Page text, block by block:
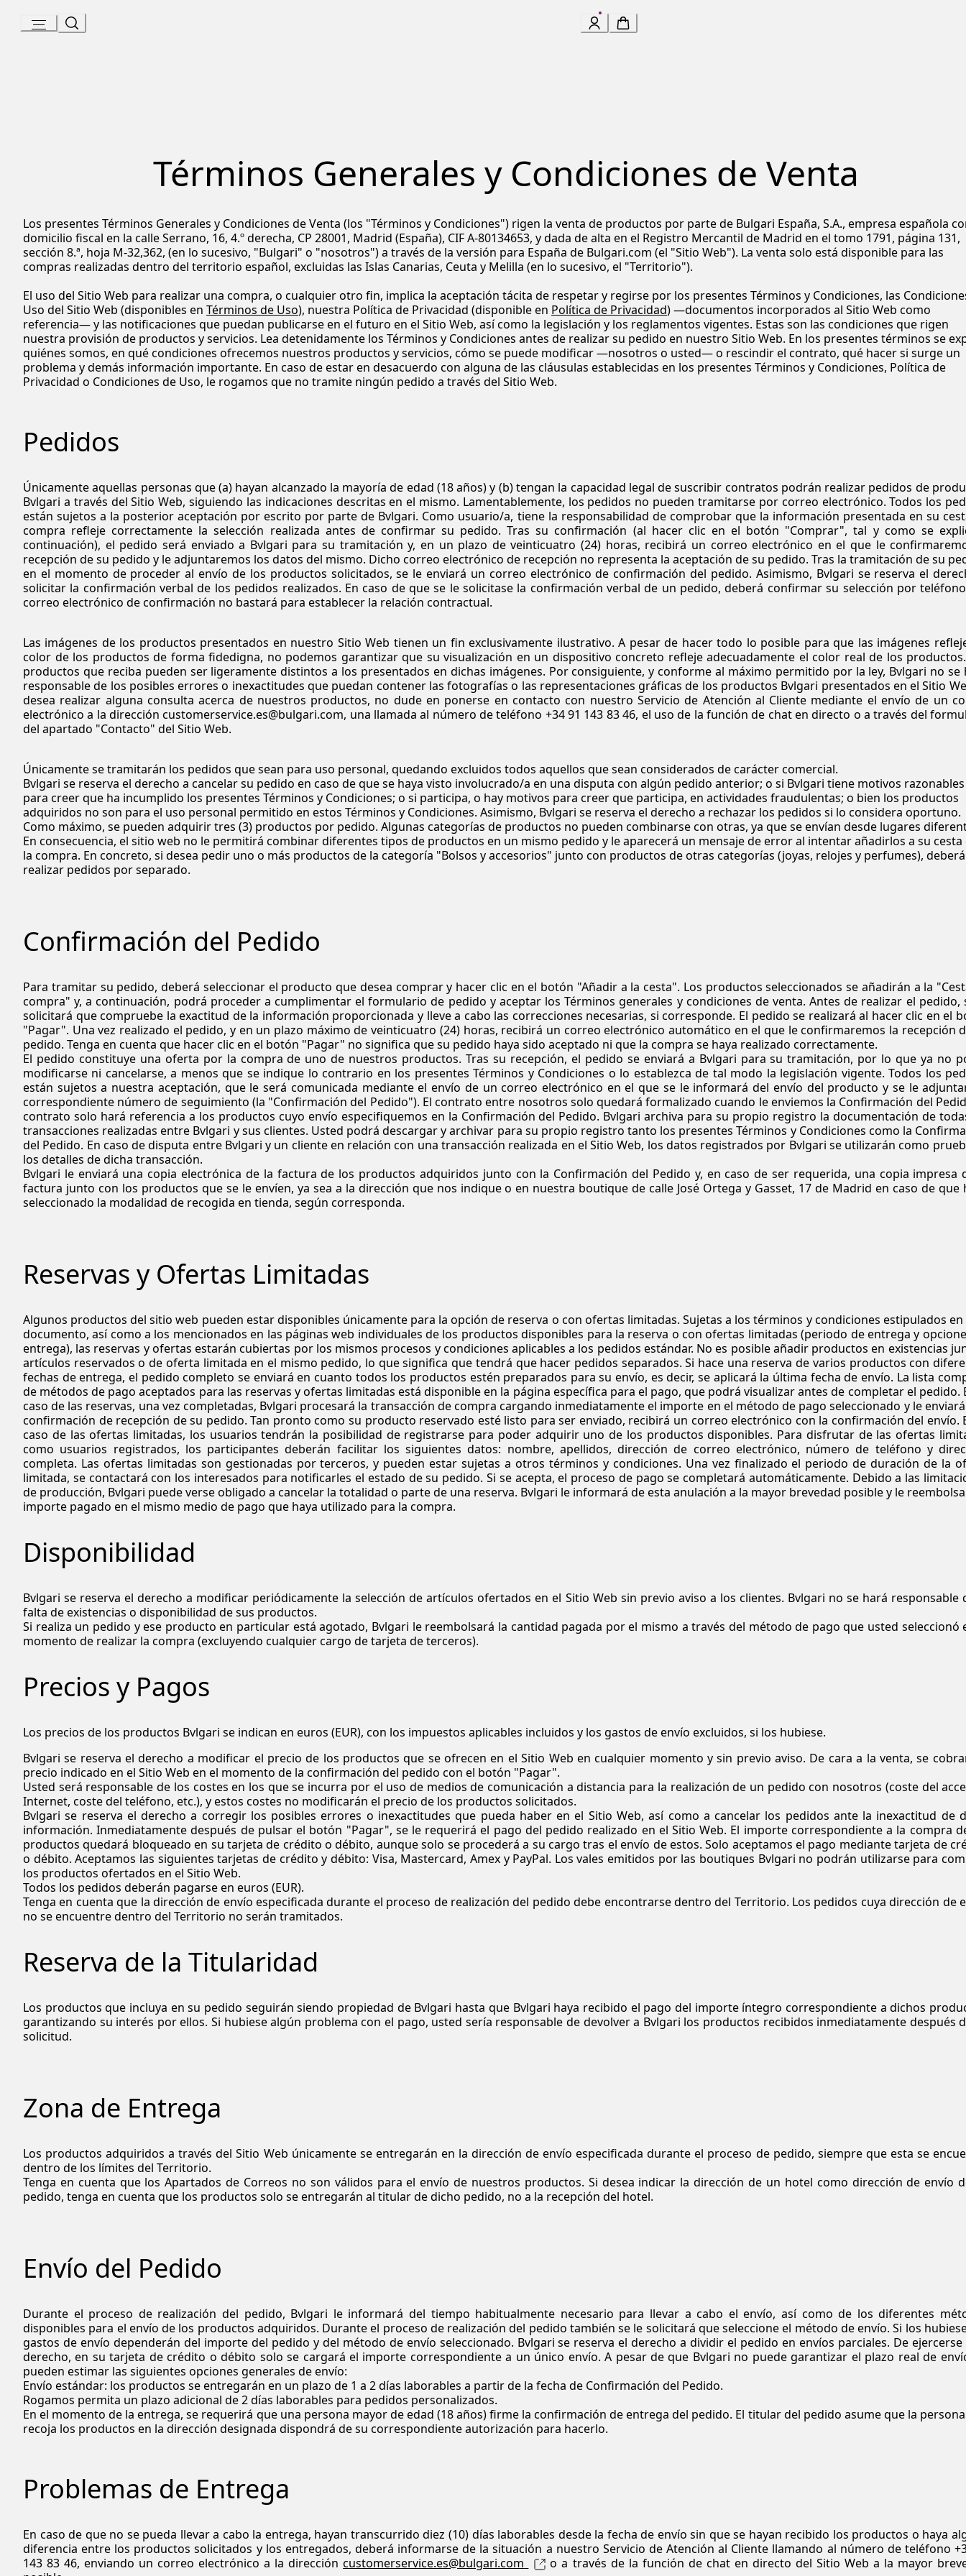
Content
Términos Generales y Condiciones de Venta
Los presentes Términos Generales y Condiciones de Venta (los "Términos y Condiciones") rigen la venta de productos por parte de Bulgari España, S.A., empresa española
domicilio fiscal en la calle Serrano, 16, 4.º derecha, CP 28001, Madrid (España), CIF A-80134653, y dada de alta en el Registro Mercantil de Madrid en el tomo 1791, página 131,
sección 8.ª, hoja M-32,362, (en lo sucesivo, "Bulgari" o "nosotros") a través de la versión para España de Bulgari.com (el "Sitio Web"). La venta solo está disponible para las
compras realizadas dentro del territorio español, excluidas las Islas Canarias, Ceuta y Melilla (en lo sucesivo, el "Territorio").
El uso del Sitio Web para realizar una compra, o cualquier otro fin, implica la aceptación tácita de respetar y regirse por los presentes Términos y Condiciones, las
Uso del Sitio Web (disponibles en Términos de Uso), nuestra Política de Privacidad (disponible en Política de Privacidad) —documentos incorporados al Sitio Web como
referencia— y las notificaciones que puedan publicarse en el futuro en el Sitio Web, así como la legislación y los reglamentos vigentes. Estas son las condiciones que rigen
nuestra provisión de productos y servicios. Lea detenidamente los Términos y Condiciones antes de realizar su pedido en nuestro Sitio Web. En los presentes términos se
quiénes somos, en qué condiciones ofrecemos nuestros productos y servicios, cómo se puede modificar —nosotros o usted— o rescindir el contrato, qué hacer si surge un
problema y demás información importante. En caso de estar en desacuerdo con alguna de las cláusulas establecidas en los presentes Términos y Condiciones, Política de
Privacidad o Condiciones de Uso, le rogamos que no tramite ningún pedido a través del Sitio Web.
Pedidos
Únicamente aquellas personas que (a) hayan alcanzado la mayoría de edad (18 años) y (b) tengan la capacidad legal de suscribir contratos podrán realizar pedidos de
Bvlgari a través del Sitio Web, siguiendo las indicaciones descritas en el mismo. Lamentablemente, los pedidos no pueden tramitarse por correo electrónico. Todos los
están sujetos a la posterior aceptación por escrito por parte de Bvlgari. Como usuario/a, tiene la responsabilidad de comprobar que la información presentada en su
compra refleje correctamente la selección realizada antes de confirmar su pedido. Tras su confirmación (al hacer clic en el botón "Comprar", tal y como se
continuación), el pedido será enviado a Bvlgari para su tramitación y, en un plazo de veinticuatro (24) horas, recibirá un correo electrónico en el que le
recepción de su pedido y le adjuntaremos los datos del mismo. Dicho correo electrónico de recepción no representa la aceptación de su pedido. Tras la tramitación de su
en el momento de proceder al envío de los productos solicitados, se le enviará un correo electrónico de confirmación del pedido. Asimismo, Bvlgari se reserva el
solicitar la confirmación verbal de los pedidos realizados. En caso de que se le solicitase la confirmación verbal de un pedido, deberá confirmar su selección por
correo electrónico de confirmación no bastará para establecer la relación contractual.
Las imágenes de los productos presentados en nuestro Sitio Web tienen un fin exclusivamente ilustrativo. A pesar de hacer todo lo posible para que las imágenes
color de los productos de forma fidedigna, no podemos garantizar que su visualización en un dispositivo concreto refleje adecuadamente el color real de los
productos que reciba pueden ser ligeramente distintos a los presentados en dichas imágenes. Por consiguiente, y conforme al máximo permitido por la ley, Bvlgari no se
responsable de los posibles errores o inexactitudes que puedan contener las fotografías o las representaciones gráficas de los productos Bvlgari presentados en el Sitio
desea realizar alguna consulta acerca de nuestros productos, no dude en ponerse en contacto con nuestro Servicio de Atención al Cliente mediante el envío de un
electrónico a la dirección customerservice.es@bulgari.com, una llamada al número de teléfono +34 91 143 83 46, el uso de la función de chat en directo o a través del
del apartado "Contacto" del Sitio Web.
Únicamente se tramitarán los pedidos que sean para uso personal, quedando excluidos todos aquellos que sean considerados de carácter comercial.
Bvlgari se reserva el derecho a cancelar su pedido en caso de que se haya visto involucrado/a en una disputa con algún pedido anterior; o si Bvlgari tiene motivos razonables
para creer que ha incumplido los presentes Términos y Condiciones; o si participa, o hay motivos para creer que participa, en actividades fraudulentas; o bien los productos
adquiridos no son para el uso personal permitido en estos Términos y Condiciones. Asimismo, Bvlgari se reserva el derecho a rechazar los pedidos si lo considera oportuno.
Como máximo, se pueden adquirir tres (3) productos por pedido. Algunas categorías de productos no pueden combinarse con otras, ya que se envían desde lugares
En consecuencia, el sitio web no le permitirá combinar diferentes tipos de productos en un mismo pedido y le aparecerá un mensaje de error al intentar añadirlos a su cesta
la compra. En concreto, si desea pedir uno o más productos de la categoría "Bolsos y accesorios" junto con productos de otras categorías (joyas, relojes y perfumes), deberá
realizar pedidos por separado.
Confirmación del Pedido
Para tramitar su pedido, deberá seleccionar el producto que desea comprar y hacer clic en el botón "Añadir a la cesta". Los productos seleccionados se añadirán a la
compra" y, a continuación, podrá proceder a cumplimentar el formulario de pedido y aceptar los Términos generales y condiciones de venta. Antes de realizar el pedido,
solicitará que compruebe la exactitud de la información proporcionada y lleve a cabo las correcciones necesarias, si corresponde. El pedido se realizará al hacer clic en el
"Pagar". Una vez realizado el pedido, y en un plazo máximo de veinticuatro (24) horas, recibirá un correo electrónico automático en el que le confirmaremos la recepción
pedido. Tenga en cuenta que hacer clic en el botón "Pagar" no significa que su pedido haya sido aceptado ni que la compra se haya realizado correctamente.
El pedido constituye una oferta por la compra de uno de nuestros productos. Tras su recepción, el pedido se enviará a Bvlgari para su tramitación, por lo que ya no
modificarse ni cancelarse, a menos que se indique lo contrario en los presentes Términos y Condiciones o lo establezca de tal modo la legislación vigente. Todos los
están sujetos a nuestra aceptación, que le será comunicada mediante el envío de un correo electrónico en el que se le informará del envío del producto y se le
correspondiente número de seguimiento (la "Confirmación del Pedido"). El contrato entre nosotros solo quedará formalizado cuando le enviemos la Confirmación del
contrato solo hará referencia a los productos cuyo envío especifiquemos en la Confirmación del Pedido. Bvlgari archiva para su propio registro la documentación de
transacciones realizadas entre Bvlgari y sus clientes. Usted podrá descargar y archivar para su propio registro tanto los presentes Términos y Condiciones como la
del Pedido. En caso de disputa entre Bvlgari y un cliente en relación con una transacción realizada en el Sitio Web, los datos registrados por Bvlgari se utilizarán como
los detalles de dicha transacción.
Bvlgari le enviará una copia electrónica de la factura de los productos adquiridos junto con la Confirmación del Pedido y, en caso de ser requerida, una copia impresa
factura junto con los productos que se le envíen, ya sea a la dirección que nos indique o en nuestra boutique de calle José Ortega y Gasset, 17 de Madrid en caso de que
seleccionado la modalidad de recogida en tienda, según corresponda.
Reservas y Ofertas Limitadas
Algunos productos del sitio web pueden estar disponibles únicamente para la opción de reserva o con ofertas limitadas. Sujetas a los términos y condiciones estipulados en
documento, así como a los mencionados en las páginas web individuales de los productos disponibles para la reserva o con ofertas limitadas (periodo de entrega y
entrega), las reservas y ofertas estarán cubiertas por los mismos procesos y condiciones aplicables a los pedidos estándar. No es posible añadir productos en existencias
artículos reservados o de oferta limitada en el mismo pedido, lo que significa que tendrá que hacer pedidos separados. Si hace una reserva de varios productos con
fechas de entrega, el pedido completo se enviará en cuanto todos los productos estén preparados para su envío, es decir, se aplicará la última fecha de envío. La lista
de métodos de pago aceptados para las reservas y ofertas limitadas está disponible en la página específica para el pago, que podrá visualizar antes de completar el pedido.
caso de las reservas, una vez completadas, Bvlgari procesará la transacción de compra cargando inmediatamente el importe en el método de pago seleccionado y le
confirmación de recepción de su pedido. Tan pronto como su producto reservado esté listo para ser enviado, recibirá un correo electrónico con la confirmación del envío.
caso de las ofertas limitadas, los usuarios tendrán la posibilidad de registrarse para poder adquirir uno de los productos disponibles. Para disfrutar de las ofertas
como usuarios registrados, los participantes deberán facilitar los siguientes datos: nombre, apellidos, dirección de correo electrónico, número de teléfono y
completa. Las ofertas limitadas son gestionadas por terceros, y pueden estar sujetas a otros términos y condiciones. Una vez finalizado el periodo de duración de la
limitada, se contactará con los interesados para notificarles el estado de su pedido. Si se acepta, el proceso de pago se completará automáticamente. Debido a las
de producción, Bvlgari puede verse obligado a cancelar la totalidad o parte de una reserva. Bvlgari le informará de esta anulación a la mayor brevedad posible y le
importe pagado en el mismo medio de pago que haya utilizado para la compra.
Disponibilidad
Bvlgari se reserva el derecho a modificar periódicamente la selección de artículos ofertados en el Sitio Web sin previo aviso a los clientes. Bvlgari no se hará responsable
falta de existencias o disponibilidad de sus productos.
Si realiza un pedido y ese producto en particular está agotado, Bvlgari le reembolsará la cantidad pagada por el mismo a través del método de pago que usted seleccionó
momento de realizar la compra (excluyendo cualquier cargo de tarjeta de terceros).
Precios y Pagos
Los precios de los productos Bvlgari se indican en euros (EUR), con los impuestos aplicables incluidos y los gastos de envío excluidos, si los hubiese.
Bvlgari se reserva el derecho a modificar el precio de los productos que se ofrecen en el Sitio Web en cualquier momento y sin previo aviso. De cara a la venta, se
precio indicado en el Sitio Web en el momento de la confirmación del pedido con el botón "Pagar".
Usted será responsable de los costes en los que se incurra por el uso de medios de comunicación a distancia para la realización de un pedido con nosotros (coste del
Internet, coste del teléfono, etc.), y estos costes no modificarán el precio de los productos solicitados.
Bvlgari se reserva el derecho a corregir los posibles errores o inexactitudes que pueda haber en el Sitio Web, así como a cancelar los pedidos ante la inexactitud de
información. Inmediatamente después de pulsar el botón "Pagar", se le requerirá el pago del pedido realizado en el Sitio Web. El importe correspondiente a la compra
productos quedará bloqueado en su tarjeta de crédito o débito, aunque solo se procederá a su cargo tras el envío de estos. Solo aceptamos el pago mediante tarjeta de
o débito. Aceptamos las siguientes tarjetas de crédito y débito: Visa, Mastercard, Amex y PayPal. Los vales emitidos por las boutiques Bvlgari no podrán utilizarse para
los productos ofertados en el Sitio Web.
Todos los pedidos deberán pagarse en euros (EUR).
Tenga en cuenta que la dirección de envío especificada durante el proceso de realización del pedido debe encontrarse dentro del Territorio. Los pedidos cuya dirección de
no se encuentre dentro del Territorio no serán tramitados.
Reserva de la Titularidad
Los productos que incluya en su pedido seguirán siendo propiedad de Bvlgari hasta que Bvlgari haya recibido el pago del importe íntegro correspondiente a dichos
garantizando su interés por ellos. Si hubiese algún problema con el pago, usted sería responsable de devolver a Bvlgari los productos recibidos inmediatamente después
solicitud.
Zona de Entrega
Los productos adquiridos a través del Sitio Web únicamente se entregarán en la dirección de envío especificada durante el proceso de pedido, siempre que esta se
dentro de los límites del Territorio.
Tenga en cuenta que los Apartados de Correos no son válidos para el envío de nuestros productos. Si desea indicar la dirección de un hotel como dirección de envío
pedido, tenga en cuenta que los productos solo se entregarán al titular de dicho pedido, no a la recepción del hotel.
Envío del Pedido
Durante el proceso de realización del pedido, Bvlgari le informará del tiempo habitualmente necesario para llevar a cabo el envío, así como de los diferentes
disponibles para el envío de los productos adquiridos. Durante el proceso de realización del pedido también se le solicitará que seleccione el método de envío. Si los
gastos de envío dependerán del importe del pedido y del método de envío seleccionado. Bvlgari se reserva el derecho a dividir el pedido en envíos parciales. De ejercerse
derecho, en su tarjeta de crédito o débito solo se cargará el importe correspondiente a un único envío. A pesar de que Bvlgari no puede garantizar el plazo real de
pueden estimar las siguientes opciones generales de envío:
Envío estándar: los productos se entregarán en un plazo de 1 a 2 días laborables a partir de la fecha de Confirmación del Pedido.
Rogamos permita un plazo adicional de 2 días laborables para pedidos personalizados.
En el momento de la entrega, se requerirá que una persona mayor de edad (18 años) firme la confirmación de entrega del pedido. El titular del pedido asume que la
recoja los productos en la dirección designada dispondrá de su correspondiente autorización para hacerlo.
Problemas de Entrega
En caso de que no se pueda llevar a cabo la entrega, hayan transcurrido diez (10) días laborables desde la fecha de envío sin que se hayan recibido los productos o haya
diferencia entre los productos solicitados y los entregados, deberá informarse de la situación a nuestro Servicio de Atención al Cliente llamando al número de teléfono
143 83 46, enviando un correo electrónico a la direccióncustomerservice.es@bulgari.com
o a través de la función de chat en directo del Sitio Web a la mayor